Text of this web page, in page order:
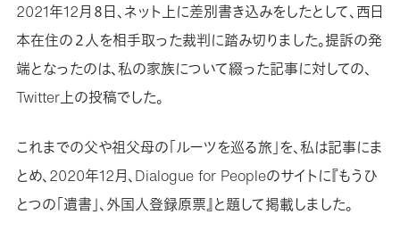
2021年12月８日、ネット上に差別書き込みをしたとして、西日
本在住の２人を相手取った裁判に踏み切りました。提訴の発
端となったのは、私の家族について綴った記事に対しての、
Twitter上の投稿でした。
これまでの父や祖父母の「ルーツを巡る旅」を、私は記事にま
とめ、2020年12月、Dialogue for Peopleのサイトに『もうひ
とつの「遺書」、外国人登録原票』と題して掲載しました。